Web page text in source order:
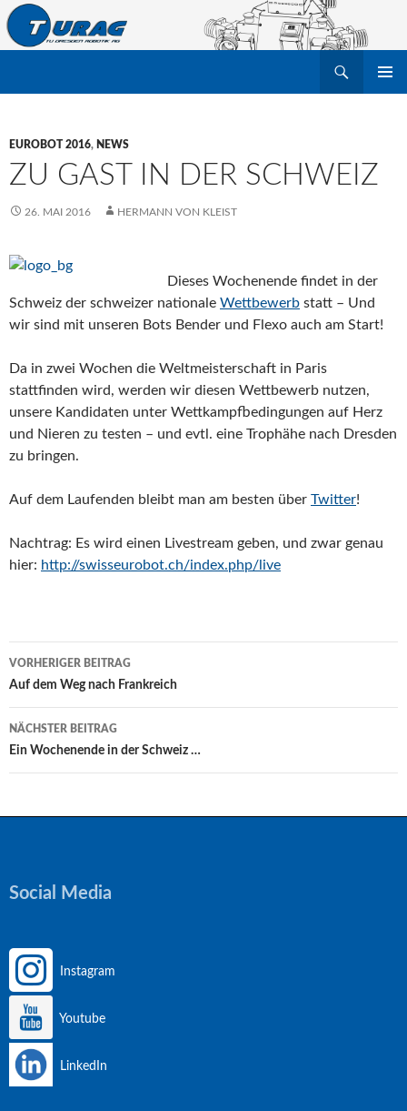
EUROBOT 2016, NEWS
ZU GAST IN DER SCHWEIZ
26. MAI 2016 HERMANN VON KLEIST
Dieses Wochenende findet in der
Schweiz der schweizer nationale Wettbewerb statt – Und
wir sind mit unseren Bots Bender und Flexo auch am Start!
Da in zwei Wochen die Weltmeisterschaft in Paris
stattfinden wird, werden wir diesen Wettbewerb nutzen,
unsere Kandidaten unter Wettkampfbedingungen auf Herz
und Nieren zu testen – und evtl. eine Trophähe nach Dresden
zu bringen.
Auf dem Laufenden bleibt man am besten über Twitter!
Nachtrag: Es wird einen Livestream geben, und zwar genau
hier: http://swisseurobot.ch/index.php/live
Beitragsnavigation
VORHERIGER BEITRAG
Auf dem Weg nach Frankreich
NÄCHSTER BEITRAG
Ein Wochenende in der Schweiz …
Social Media
Instagram
Youtube
LinkedIn